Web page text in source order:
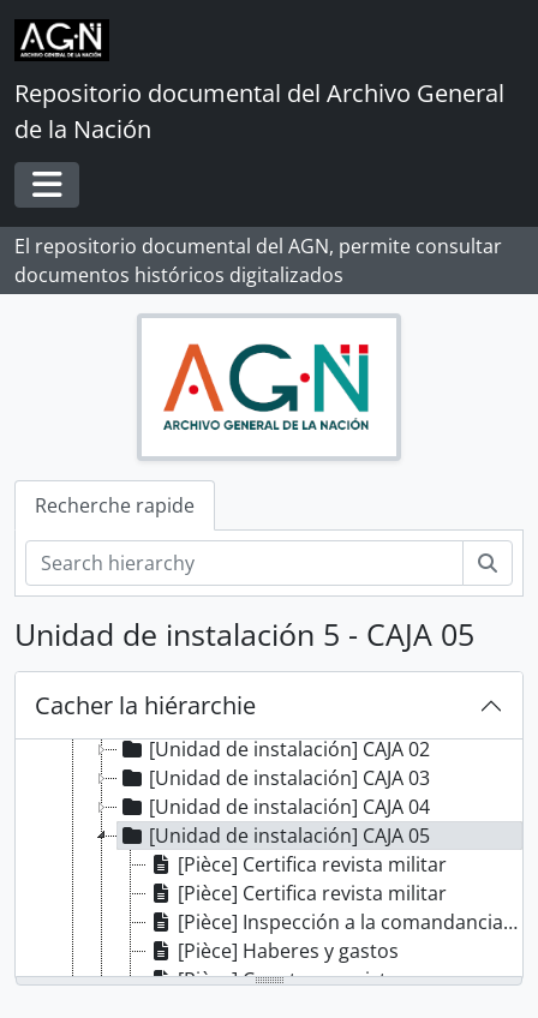
Skip to main content
Repositorio documental del Archivo General
de la Nación
Toggle navigation
El repositorio documental del AGN, permite consultar
documentos históricos digitalizados
Recherche rapide
Unidad de instalación 5 - CAJA 05
Cacher la hiérarchie
[Record group] ARCHIVO HISTÓRICO
[Agrupación documental] FONDOS INSTITUCIONALES
[Agrupación documental] FONDOS FÁCTICOS
[Agrupación documental] PROTOCOLOS NOTARIALES
[Agrupación documental] COLECCIONES
[Collection] ALBERTO ROSAS SILES
[Collection] ALFONSO MADALENGOITIA ALBRECHT
[Collection] BERNARDO MORAWSKY
[Unidad de instalación] CAJA 01
[Unidad de instalación] CAJA 02
[Unidad de instalación] CAJA 03
[Unidad de instalación] CAJA 04
[Unidad de instalación] CAJA 05
[Pièce] Certifica revista militar
[Pièce] Certifica revista militar
[Pièce] Inspección a la comandancia general de artillería.
[Pièce] Haberes y gastos
[Pièce] Cuentas y revistas